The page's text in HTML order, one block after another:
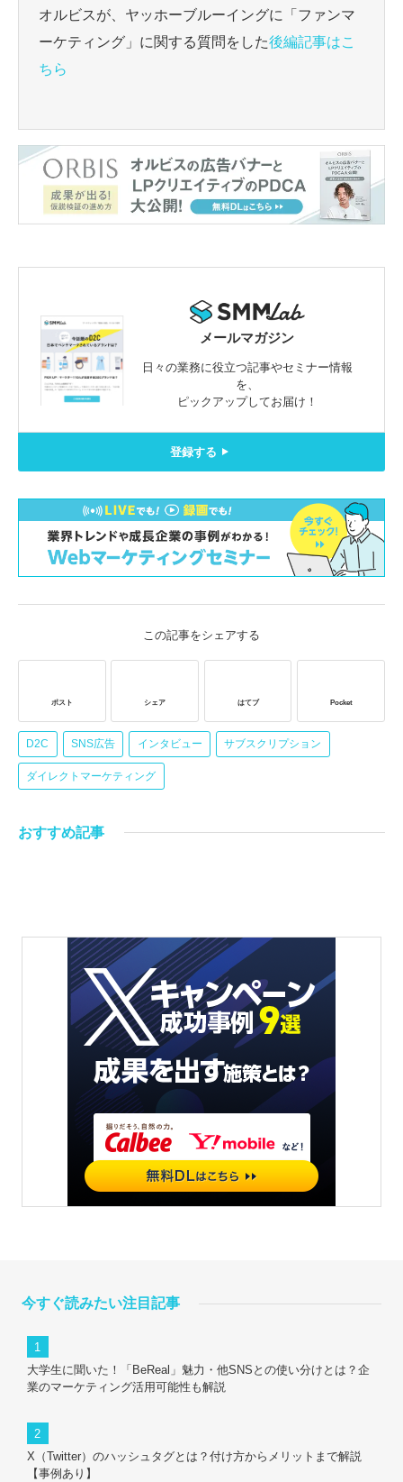
オルビスが、ヤッホーブルーイングに「ファンマ
ーケティング」に関する質問をした後編記事はこ
ちら
メールマガジン
日々の業務に役立つ記事やセミナー情報
を、
ピックアップしてお届け！
登録する
この記事をシェアする
ポスト シェア はてブ Pocket
D2C SNS広告 インタビュー サブスクリプション
ダイレクトマーケティング
おすすめ記事
今すぐ読みたい注目記事
大学生に聞いた！「BeReal」魅力・他SNSとの使い分けとは？企
業のマーケティング活用可能性も解説
X（Twitter）のハッシュタグとは？付け方からメリットまで解説
【事例あり】